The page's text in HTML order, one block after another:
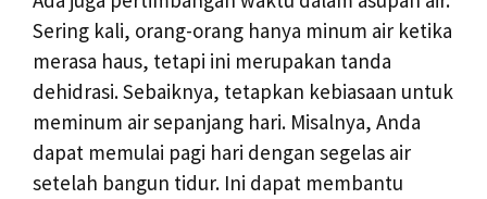
Sering kali, orang-orang hanya minum air ketika
merasa haus, tetapi ini merupakan tanda
dehidrasi. Sebaiknya, tetapkan kebiasaan untuk
meminum air sepanjang hari. Misalnya, Anda
dapat memulai pagi hari dengan segelas air
setelah bangun tidur. Ini dapat membantu